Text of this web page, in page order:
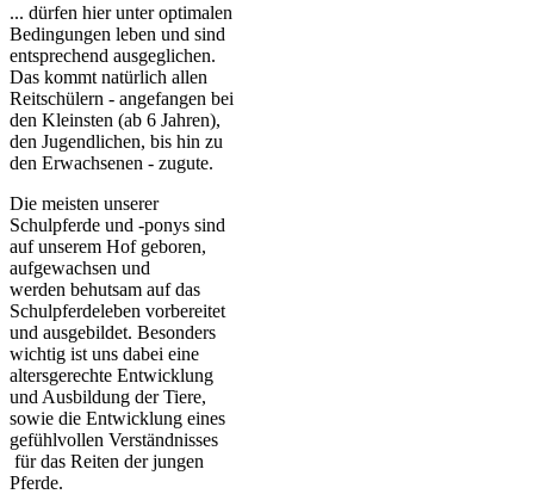
... dürfen hier unter optimalen
Bedingungen leben und sind
entsprechend ausgeglichen.
Das kommt natürlich allen
Reitschülern - angefangen bei
den Kleinsten (ab 6 Jahren),
den Jugendlichen, bis hin zu
den Erwachsenen - zugute.
Die meisten unserer
Schulpferde und -ponys sind
auf unserem Hof geboren,
aufgewachsen und
werden behutsam auf das
Schulpferdeleben vorbereitet
und ausgebildet. Besonders
wichtig ist uns dabei eine
altersgerechte Entwicklung
und Ausbildung der Tiere,
sowie die Entwicklung eines
gefühlvollen Verständnisses
für das Reiten der jungen
Pferde.